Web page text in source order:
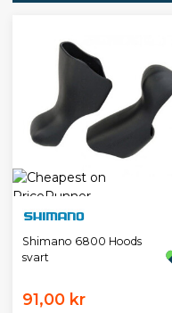
Shimano 6800 Hoods
svart
91,00 kr